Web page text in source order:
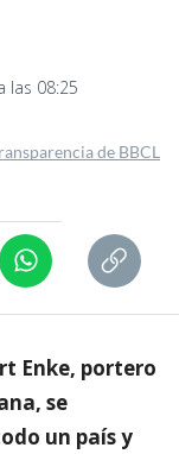
las 08:25
de BBCL
Enke, portero
se
un país y